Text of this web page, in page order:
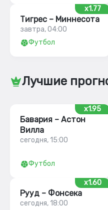
x1.77
Тигрес – Миннесота
завтра, 04:00
Футбол
Лучшие
x1.95
Бавария – Астон
Вилла
сегодня, 15:00
Футбол
x1.60
Рууд – Фонсека
сегодня, 18:00